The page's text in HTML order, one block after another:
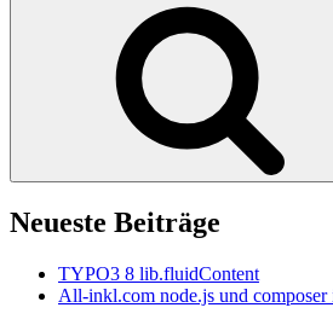
Neueste Beiträge
TYPO3 8 lib.fluidContent
All-inkl.com node.js und